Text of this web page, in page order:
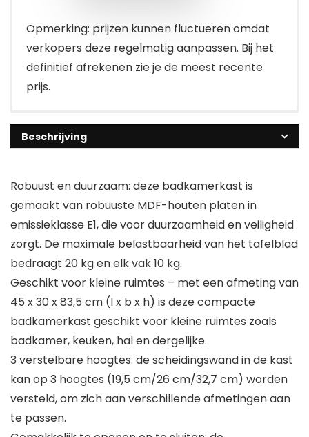
Opmerking: prijzen kunnen fluctueren omdat
verkopers deze regelmatig aanpassen. Bij het
definitief afrekenen zie je de meest recente
prijs.
Beschrijving
Robuust en duurzaam: deze badkamerkast is
gemaakt van robuuste MDF-houten platen in
emissieklasse E1, die voor duurzaamheid en veiligheid
zorgt. De maximale belastbaarheid van het tafelblad
bedraagt 20 kg en elk vak 10 kg.
Geschikt voor kleine ruimtes – met een afmeting van
45 x 30 x 83,5 cm (l x b x h) is deze compacte
badkamerkast geschikt voor kleine ruimtes zoals
badkamer, keuken, hal en dergelijke.
3 verstelbare hoogtes: de scheidingswand in de kast
kan op 3 hoogtes (19,5 cm/26 cm/32,7 cm) worden
versteld, om zich aan verschillende afmetingen aan
te passen.